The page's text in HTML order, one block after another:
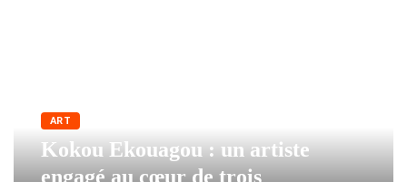
ART
Kokou Ekouagou : un artiste
engagé au cœur de trois